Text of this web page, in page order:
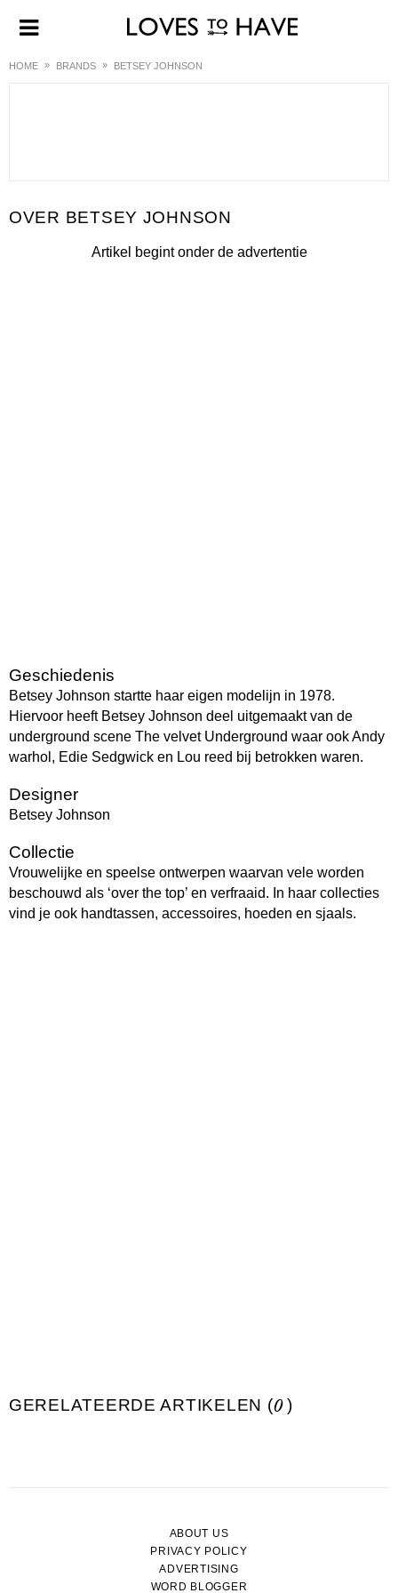
HOME BRANDS BETSEY JOHNSON
BETSEY JOHNSON
Artikel begint onder de advertentie
Geschiedenis
Betsey Johnson startte haar eigen modelijn in 1978.
Hiervoor heeft Betsey Johnson deel uitgemaakt van de
underground scene The velvet Underground waar ook Andy
warhol, Edie Sedgwick en Lou reed bij betrokken waren.
Designer
Betsey Johnson
Collectie
Vrouwelijke en speelse ontwerpen waarvan vele worden
beschouwd als ‘over the top’ en verfraaid. In haar collecties
vind je ook handtassen, accessoires, hoeden en sjaals.
GERELATEERDE ARTIKELEN (0 )
ABOUT US
PRIVACY POLICY
ADVERTISING
WORD BLOGGER